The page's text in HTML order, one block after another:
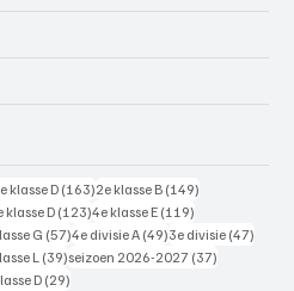
posts
klasse D (163)163 posts
2e klasse B (149)
posts
klasse D(123)123 posts
4e klasse E (119)
G (57)57 posts
4e divisie A (49)49 posts
3e divisie (47)
L (39)39 posts
seizoen 2026-2027 (37)
D (29)